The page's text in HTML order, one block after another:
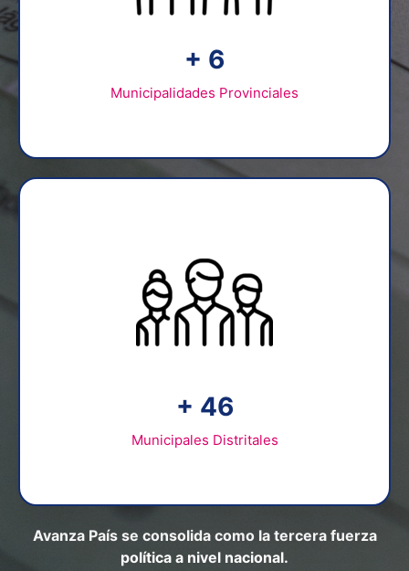
+ 8
Municipalidades Provinciales
+ 66
Municipales Distritales
Avanza País se consolida como la tercera fuerza
política a nivel nacional.